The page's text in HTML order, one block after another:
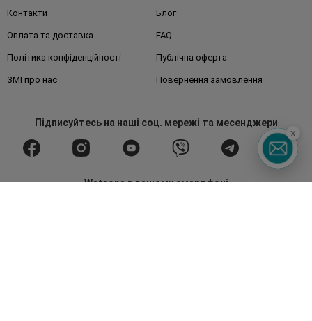
Контакти Блог
Оплата та доставка FAQ
Політика конфіденційності Публічна оферта
ЗМІ про нас Повернення замовлення
Підписуйтесьна наші соц. мережі та месенджери
Watsons в вашому смартфоні
x